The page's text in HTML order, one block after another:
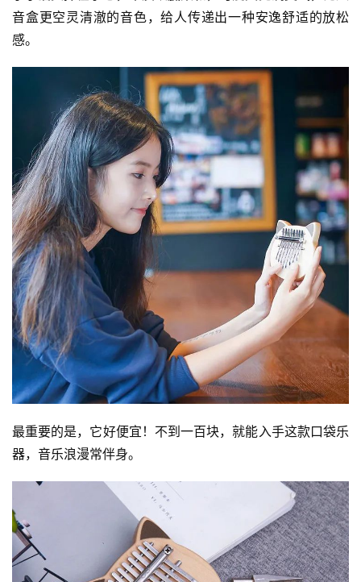
音盒更空灵清澈的音色，给人传递出一种安逸舒适的放松
感。
最重要的是，它好便宜！不到一百块，就能入手这款口袋乐
器，音乐浪漫常伴身。